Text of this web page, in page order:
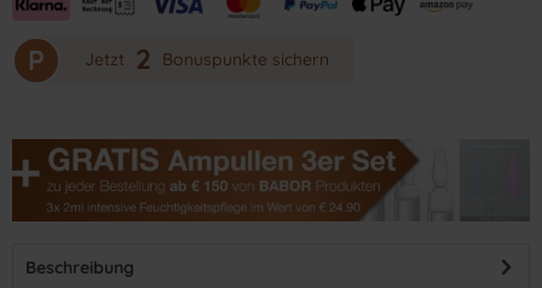
P Jetzt 2 Bonuspunkte sichern
Beschreibung